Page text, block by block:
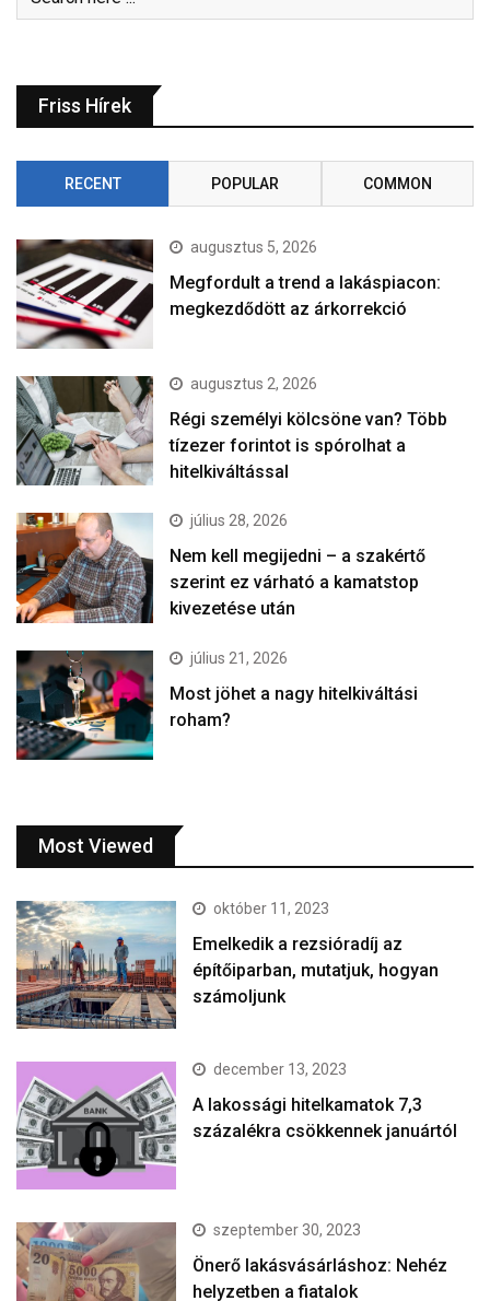
Friss Hírek
RECENT POPULAR COMMON
augusztus 5, 2026
Megfordult a trend a lakáspiacon:
megkezdődött az árkorrekció
augusztus 2, 2026
Régi személyi kölcsöne van? Több
tízezer forintot is spórolhat a
hitelkiváltással
július 28, 2026
Nem kell megijedni – a szakértő
szerint ez várható a kamatstop
kivezetése után
július 21, 2026
Most jöhet a nagy hitelkiváltási
roham?
Most Viewed
október 11, 2023
Emelkedik a rezsióradíj az
építőiparban, mutatjuk, hogyan
számoljunk
december 13, 2023
A lakossági hitelkamatok 7,3
százalékra csökkennek januártól
szeptember 30, 2023
Önerő lakásvásárláshoz: Nehéz
helyzetben a fiatalok